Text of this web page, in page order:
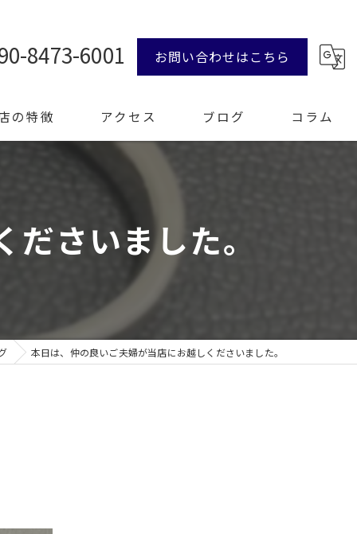
8473-6001 お問い合わせはこちら
の特徴 アクセス ブログ コラム
さいました。
本日は、仲の良いご夫婦が当店にお越しくださいました。